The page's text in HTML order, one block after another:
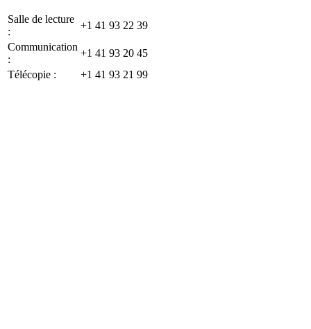
Salle de lecture
:
+1 41 93 22 39
Communication
:
+1 41 93 20 45
Télécopie :
+1 41 93 21 99